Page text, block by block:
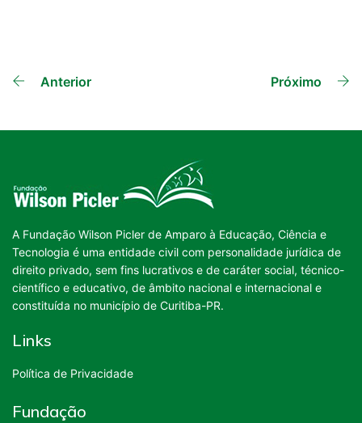
Outras
Anterior Próximo
A Fundação Wilson Picler de Amparo à Educação, Ciência e
Tecnologia é uma entidade civil com personalidade jurídica de
direito privado, sem fins lucrativos e de caráter social, técnico-
científico e educativo, de âmbito nacional e internacional e
constituída no município de Curitiba-PR.
Links
Política de Privacidade
Fundação